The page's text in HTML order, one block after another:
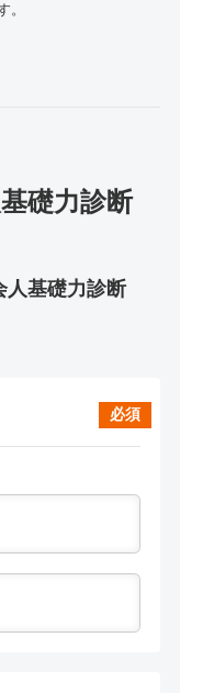
。
礎力診断
基礎力診断
必須